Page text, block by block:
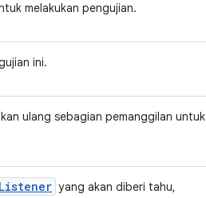
melakukan pengujian.
ini.
ulang sebagian pemanggilan untuk
Listener yang akan diberi tahu,